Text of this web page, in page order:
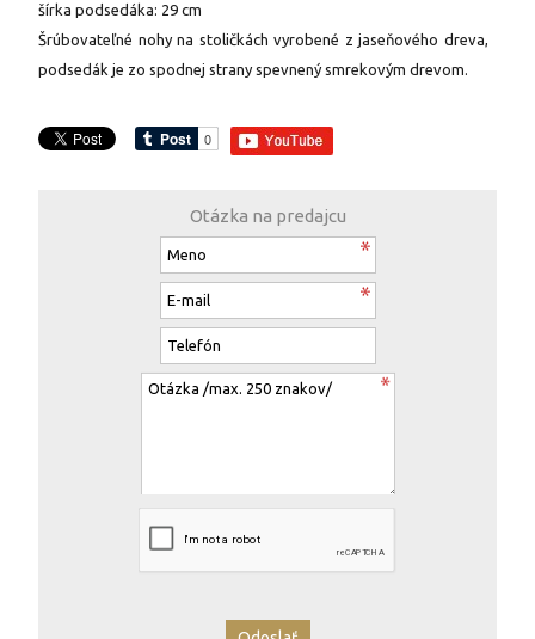
šírka podsedáka: 29 cm
Šrúbovateľné nohy na stoličkách vyrobené z jaseňového dreva,
podsedák je zo spodnej strany spevnený smrekovým drevom.
Otázka na predajcu